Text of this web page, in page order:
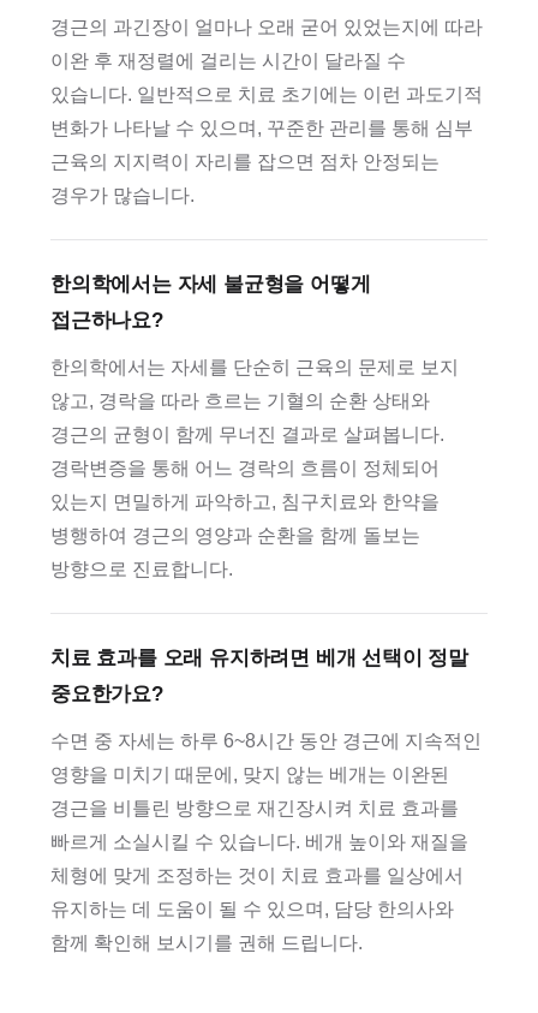
경근의 과긴장이 얼마나 오래 굳어 있었는지에 따라
이완 후 재정렬에 걸리는 시간이 달라질 수
있습니다. 일반적으로 치료 초기에는 이런 과도기적
변화가 나타날 수 있으며, 꾸준한 관리를 통해 심부
근육의 지지력이 자리를 잡으면 점차 안정되는
경우가 많습니다.
한의학에서는 자세 불균형을 어떻게
접근하나요?
한의학에서는 자세를 단순히 근육의 문제로 보지
않고, 경락을 따라 흐르는 기혈의 순환 상태와
경근의 균형이 함께 무너진 결과로 살펴봅니다.
경락변증을 통해 어느 경락의 흐름이 정체되어
있는지 면밀하게 파악하고, 침구치료와 한약을
병행하여 경근의 영양과 순환을 함께 돌보는
방향으로 진료합니다.
치료 효과를 오래 유지하려면 베개 선택이 정말
중요한가요?
수면 중 자세는 하루 6~8시간 동안 경근에 지속적인
영향을 미치기 때문에, 맞지 않는 베개는 이완된
경근을 비틀린 방향으로 재긴장시켜 치료 효과를
빠르게 소실시킬 수 있습니다. 베개 높이와 재질을
체형에 맞게 조정하는 것이 치료 효과를 일상에서
유지하는 데 도움이 될 수 있으며, 담당 한의사와
함께 확인해 보시기를 권해 드립니다.